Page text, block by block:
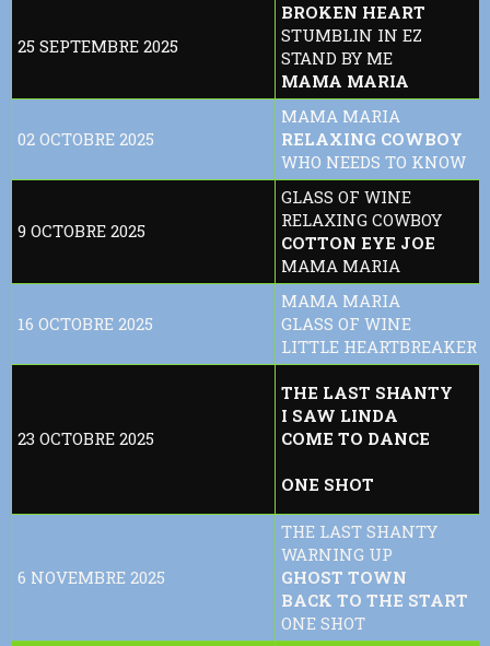
25 SEPTEMBRE 2025
BROKEN HEART
STUMBLIN IN EZ
STAND BY ME
MAMA MARIA
02 OCTOBRE 2025
MAMA MARIA
RELAXING COWBOY
WHO NEEDS TO KNOW
9 OCTOBRE 2025
GLASS OF WINE
RELAXING COWBOY
COTTON EYE JOE
MAMA MARIA
16 OCTOBRE 2025
MAMA MARIA
GLASS OF WINE
LITTLE HEARTBREAKER
23 OCTOBRE 2025
THE LAST SHANTY
I SAW LINDA
COME TO DANCE
ONE SHOT
6 NOVEMBRE 2025
THE LAST SHANTY
WARNING UP
GHOST TOWN
BACK TO THE START
ONE SHOT